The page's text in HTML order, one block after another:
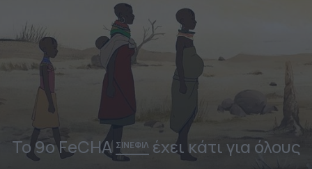
Το 9o FeCHA ΣΙΝΕΦΙΛέχει κάτι για όλους